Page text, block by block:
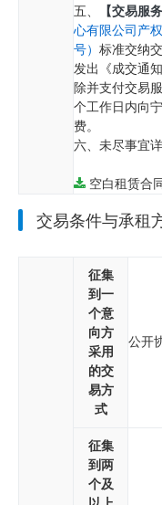
五、
【交易服
心有限公司产
号） 标准交纳
发出《成交通
除并支付交易
个工作日内向
费。
六、未尽事宜详
空白租赁合
交易条件与承租
征集
到一
个意
向方
采用
的交
易方
式
公开
征集
到两
个及